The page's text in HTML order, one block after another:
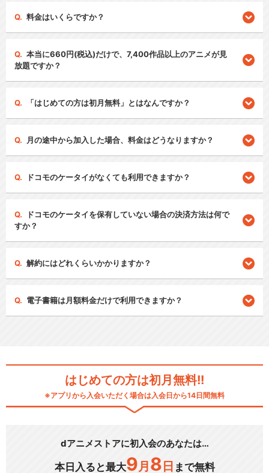
料金はいくらですか？
本当に660円(税込)だけで、7,400作品以上のアニメが見
放題ですか？
「はじめての方は初月無料」とはなんですか？
月の途中から加入した場合、料金はどうなりますか？
ドコモのケータイがなくても利用できますか？
ドコモのケータイを保有していない場合の決済方法は何で
すか？
解約にはどれくらいかかりますか？
電子書籍は月額料金だけで利用できますか？
はじめての方は初月無料!!
※アプリから入会いただく場合は入会日から14日間無料
dアニメストアに初入会のあなたは…
本日入ると最大9 月 8 日 まで無料